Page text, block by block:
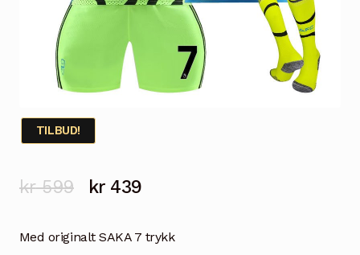
TILBUD!
kr599
Opprinnelig
var:
kr439Nåværende
er:
Med originalt SAKA 7 trykk